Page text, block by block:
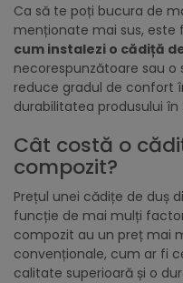
Ca să te poți bucura de
menționate mai sus,
cum instalezi o cădiță
necorespunzătoare sau
reduce gradul de confort
durabilitatea produsului în
Cât costă o
compozit?
Prețul unei cădițe de duș
funcție de mai mulți
compozit au un preț mai
convenționale, cum ar fi
calitate superioară și o